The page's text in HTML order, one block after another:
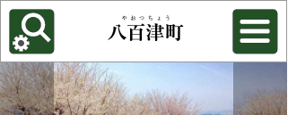
各種機能
背景色を変更する